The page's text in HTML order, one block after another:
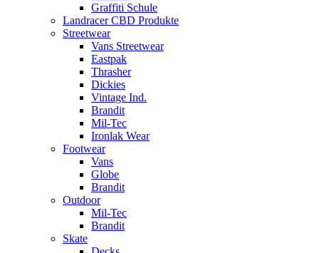
Graffiti Schule
Landracer CBD Produkte
Streetwear
Vans Streetwear
Eastpak
Thrasher
Dickies
Vintage Ind.
Brandit
Mil-Tec
Ironlak Wear
Footwear
Vans
Globe
Brandit
Outdoor
Mil-Tec
Brandit
Skate